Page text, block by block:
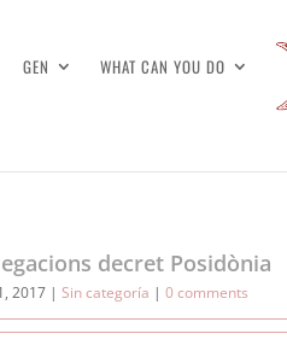
GEN WHAT CAN YOU DO
decret Posidònia
2017 |Sin categoría |0 comments